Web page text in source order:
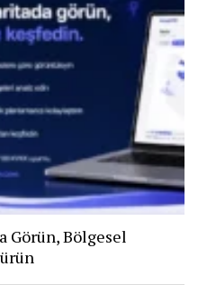
Görün, Bölgesel